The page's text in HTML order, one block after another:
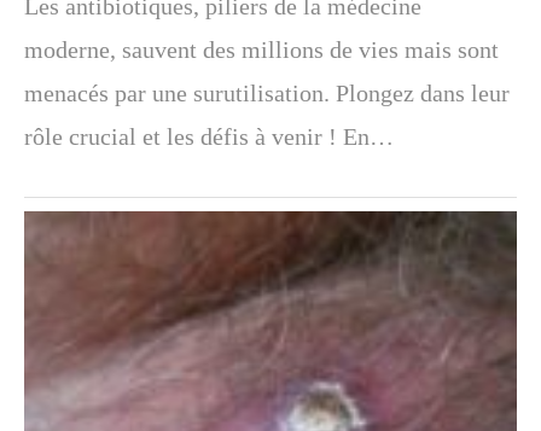
Les antibiotiques, piliers de la médecine
moderne, sauvent des millions de vies mais sont
menacés par une surutilisation. Plongez dans leur
rôle crucial et les défis à venir ! En…